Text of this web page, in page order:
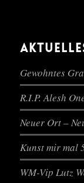
Gewohntes
R.I.P. Alesh
Neuer Ort –
Kunst mir mal
WM-Vip Lutz